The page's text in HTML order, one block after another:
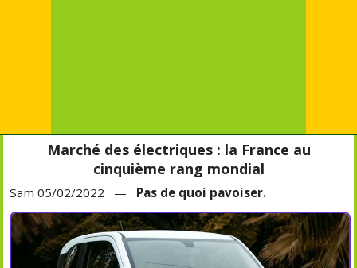
Marché des électriques : la France au
cinquième rang mondial
Sam 05/02/2022 — Pas de quoi pavoiser.